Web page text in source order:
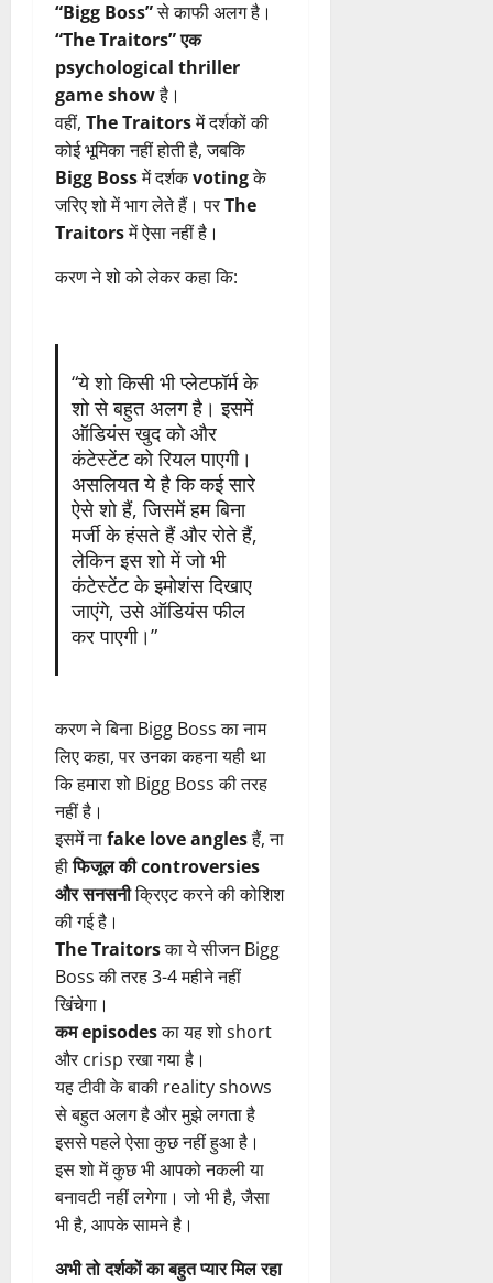
“Bigg Boss”से काफी अलग है।
“The Traitors” एक
psychological thriller
game showहै।
वहीं, The Traitorsमें दर्शकों की
कोई भूमिका नहीं होती है, जबकि
Bigg Bossमें दर्शकvotingके
जरिए शो में भाग लेते हैं। परThe
Traitorsमें ऐसा नहीं है।
करण ने शो को लेकर कहा कि:
“ये शो किसी भी प्लेटफॉर्म के
शो से बहुत अलग है। इसमें
ऑडियंस खुद को और
कंटेस्टेंट को रियल पाएगी।
असलियत ये है कि कई सारे
ऐसे शो हैं, जिसमें हम बिना
मर्जी के हंसते हैं और रोते हैं,
लेकिन इस शो में जो भी
कंटेस्टेंट के इमोशंस दिखाए
जाएंगे, उसे ऑडियंस फील
कर पाएगी।”
करण ने बिना Bigg Boss का नाम
लिए कहा, पर उनका कहना यही था
कि हमारा शो Bigg Boss की तरह
नहीं है।
इसमें नाfake love anglesहैं, ना
हीफिजूल की controversies
और सनसनीक्रिएट करने की कोशिश
की गई है।
The Traitorsका ये सीजन Bigg
Boss की तरह 3-4 महीने नहीं
खिंचेगा।
कम episodesका यह शो short
और crisp रखा गया है।
यह टीवी के बाकी reality shows
से बहुत अलग है और मुझे लगता है
इससे पहले ऐसा कुछ नहीं हुआ है।
इस शो में कुछ भी आपको नकली या
बनावटी नहीं लगेगा। जो भी है, जैसा
भी है, आपके सामने है।
अभी तो दर्शकों का बहुत प्यार मिल रहा